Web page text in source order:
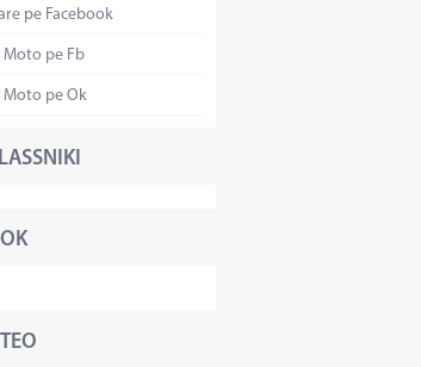
pe Facebook
pe Fb
pe Ok